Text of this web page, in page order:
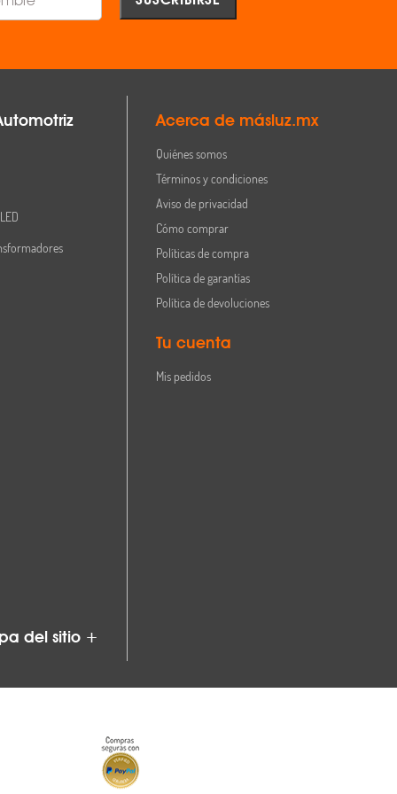
del sitio +
Acerca de másluz.mx
Quiénes somos
Términos y condiciones
Aviso de privacidad
Cómo comprar
Políticas de compra
Política de garantías
Política de devoluciones
Tu cuenta
Mis pedidos